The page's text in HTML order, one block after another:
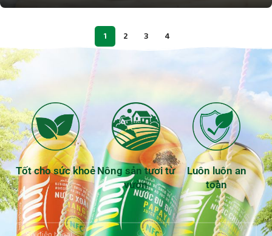
1 2 3 4
Tốt cho sức khoẻ Nông sản tươi từ
vườn
Luôn luôn an
toàn